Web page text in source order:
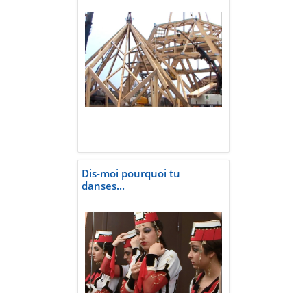
Dis-moi pourquoi tu
danses...